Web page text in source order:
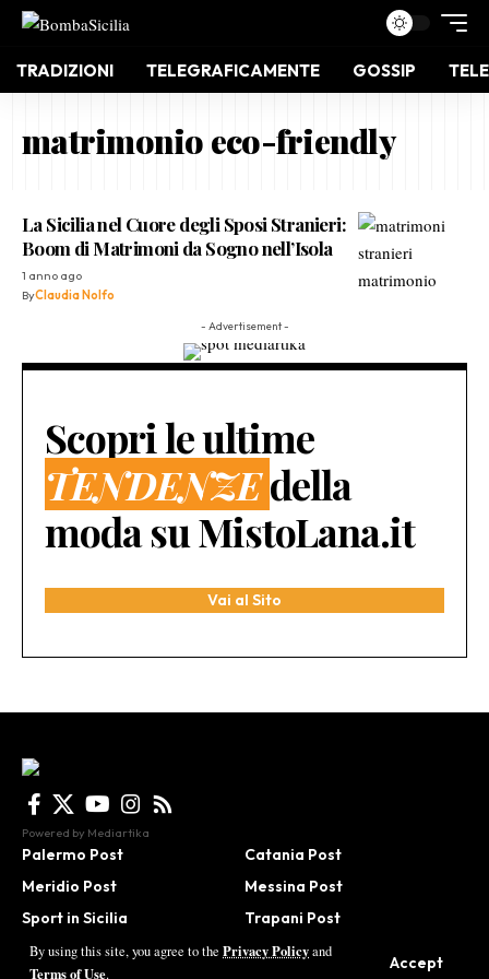
By using this site, you agree to the Privacy Policyand
Terms of Use.
Accept
TRADIZIONI TELEGRAFICAMENTE GOSSIP
matrimonio eco-friendly
La Sicilia nel Cuore degli Sposi Stranieri:
Boom di Matrimoni da Sogno nell’Isola
1 anno ago
ByClaudia Nolfo
- Advertisement -
Scopri le ultime
TENDENZEdella
moda su MistoLana.it
Vai al Sito
Powered by Mediartika
Palermo Post
Meridio Post
Sport in Sicilia
Agrigento Post
Catania Post
Messina Post
Trapani Post
Be in Sicily